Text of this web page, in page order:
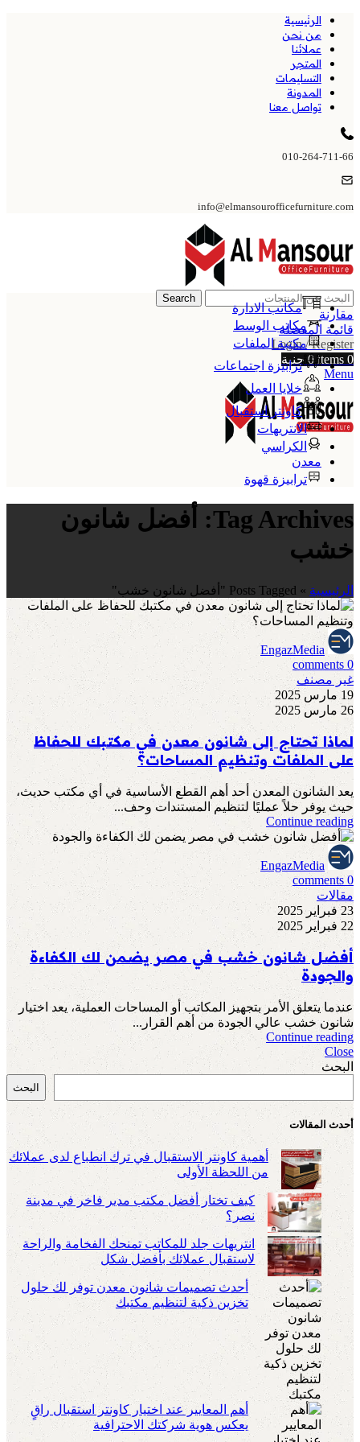
الرئيسية
من نحن
عملائنا
المتجر
التسليمات
المدونة
تواصل معنا
010-264-711-66
info@elmansourofficefurniture.com
Search
مقارنة
قائمة المفضلة
Login / Register
0
items
0 جنية
Menu
مكاتب الادارة
مكاتب الوسط
مكتبة الملفات
ترابيزة اجتماعات
خلايا العمل
كاونتر استقبال
الانتريهات
الكراسي
معدن
ترابيزة قهوة
Tag Archives: أفضل شانون
خشب
الرئيسية » Posts Tagged "أفضل شانون خشب"
EngazMedia
0
comments
غير مصنف
19 مارس 2025
26 مارس 2025
لماذا تحتاج إلى شانون معدن في مكتبك للحفاظ
على الملفات وتنظيم المساحات؟
يعد الشانون المعدن أحد أهم القطع الأساسية في أي مكتب حديث،
حيث يوفر حلاً عمليًا لتنظيم المستندات وحف...
Continue reading
EngazMedia
0
comments
مقالات
23 فبراير 2025
22 فبراير 2025
أفضل شانون خشب في مصر يضمن لك الكفاءة
والجودة
عندما يتعلق الأمر بتجهيز المكاتب أو المساحات العملية، يعد اختيار
شانون خشب عالي الجودة من أهم القرار...
Continue reading
Close
البحث
البحث
أحدث المقالات
أهمية كاونتر الاستقبال في ترك انطباع لدى عملائك
من اللحظة الأولى
كيف تختار أفضل مكتب مدير فاخر في مدينة
نصر؟
انتريهات جلد للمكاتب تمنحك الفخامة والراحة
لاستقبال عملائك بأفضل شكل
أحدث تصميمات شانون معدن توفر لك حلول
تخزين ذكية لتنظيم مكتبك
أهم المعايير عند اختيار كاونتر استقبال راقٍ
يعكس هوية شركتك الاحترافية